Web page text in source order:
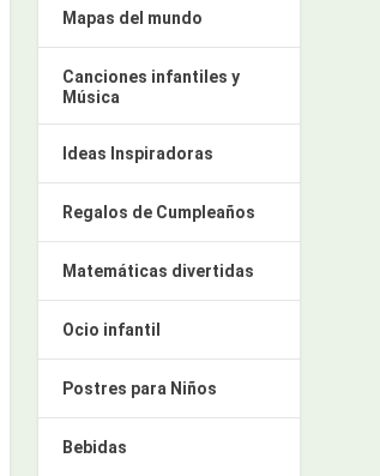
Mapas del mundo
Canciones infantiles y
Música
Ideas Inspiradoras
Regalos de Cumpleaños
Matemáticas divertidas
Ocio infantil
Postres para Niños
Bebidas